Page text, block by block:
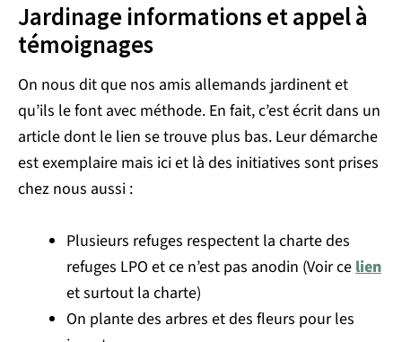
Jardinage informations et appel à
témoignages
On nous dit que nos amis allemands jardinent et
qu’ils le font avec méthode. En fait, c’est écrit dans un
article dont le lien se trouve plus bas. Leur démarche
est exemplaire mais ici et là des initiatives sont prises
chez nous aussi :
Plusieurs refuges respectent la charte des
refuges LPO et ce n’est pas anodin (Voir celien
et surtout la charte)
On plante des arbres et des fleurs pour les